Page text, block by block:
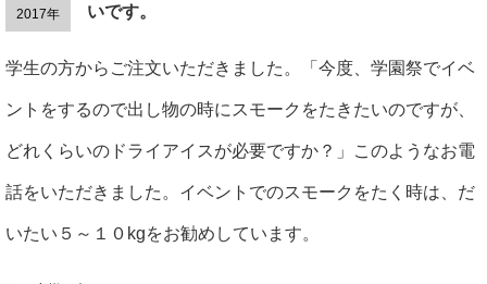
2017年
いです。
学生の方からご注文いただきました。「今度、学園祭でイベ
ントをするので出し物の時にスモークをたきたいのですが、
どれくらいのドライアイスが必要ですか？」このようなお電
話をいただきました。イベントでのスモークをたく時は、だ
いたい５～１０kgをお勧めしています。